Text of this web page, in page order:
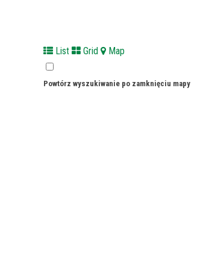
List Grid Map
Powtórz wyszukiwanie po zamknięciu mapy